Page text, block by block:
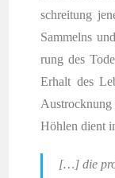
schrei­tung
Sam­melns
rung des
Erhalt des
Höh­len dient
[…] die